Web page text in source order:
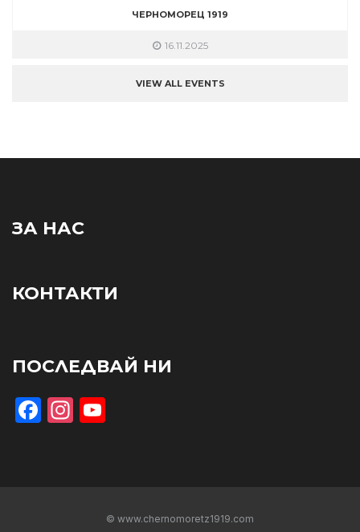
ЧЕРНОМОРЕЦ 1919
16.11.2025
VIEW ALL EVENTS
ЗА НАС
КОНТАКТИ
ПОСЛЕДВАЙ НИ
Facebook
Instagram
© www.chernomoretz1919.com